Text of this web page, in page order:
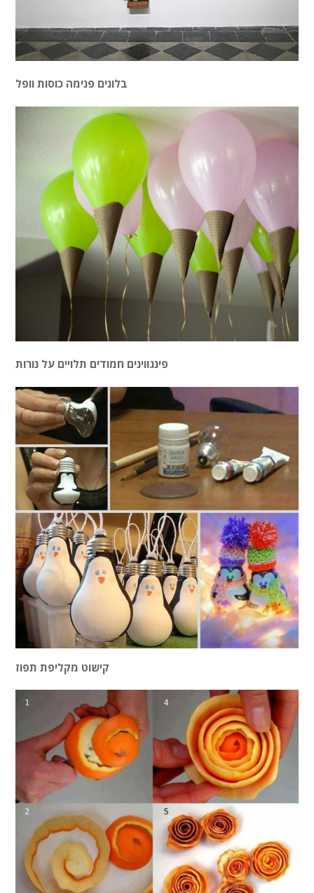
בלונים פנימה כוסות וופל
פינגווינים חמודים תלויים על נורות
קישוט מקליפת תפוז